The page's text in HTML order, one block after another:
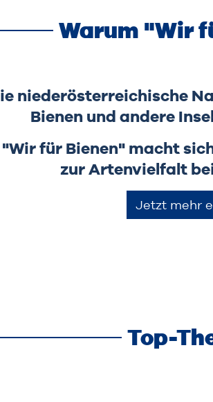
Warum "Wir
niederösterreichische
Bienen und andere
"Wir für Bienen" macht
zur Artenvielfalt
Jetzt mehr
Top-